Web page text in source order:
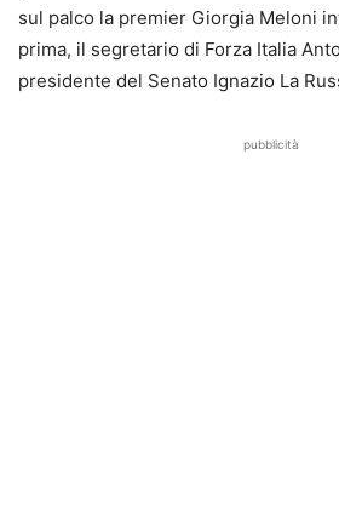
sul palco la premier Giorgia Meloni
prima, il segretario di Forza Italia
presidente del Senato Ignazio La
pubblicità